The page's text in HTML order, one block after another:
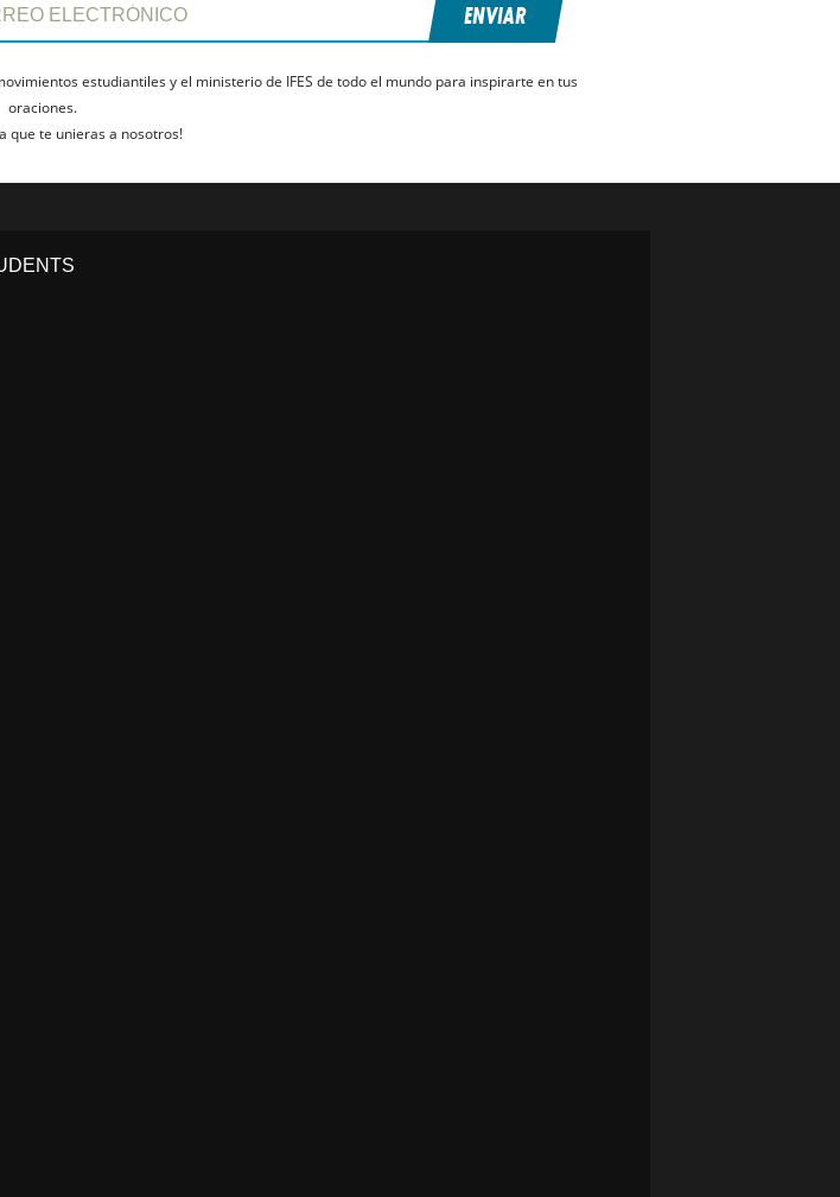
ENVIAR
estudiantiles y el ministerio de IFES de todo el mundo para inspirarte en tus
oraciones.
que te unieras a nosotros!